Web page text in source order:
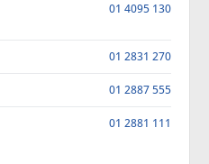
01 4095 130
01 2831 270
01 2887 555
01 2881 111